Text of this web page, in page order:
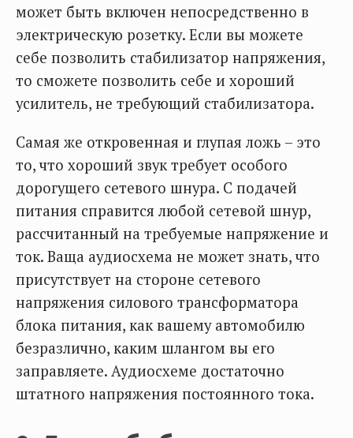
может быть включен непосредственно в
электрическую розетку. Если вы можете
себе позволить стабилизатор напряжения,
то сможете позволить себе и хороший
усилитель, не требующий стабилизатора.
Самая же откровенная и глупая ложь – это
то, что хороший звук требует особого
дорогущего сетевого шнура. С подачей
питания справится любой сетевой шнур,
рассчитанный на требуемые напряжение и
ток. Ваща аудиосхема не может знать, что
присутствует на стороне сетевого
напряжения силового трансформатора
блока питания, как вашему автомобилю
безразлично, каким шлангом вы его
заправляете. Аудиосхеме достаточно
штатного напряжения постоянного тока.